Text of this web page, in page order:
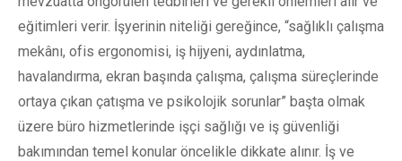
eğitimleri verir. İşyerinin niteliği gereğince, “sağlıklı çalışma
mekânı, ofis ergonomisi, iş hijyeni, aydınlatma,
havalandırma, ekran başında çalışma, çalışma süreçlerinde
ortaya çıkan çatışma ve psikolojik sorunlar” başta olmak
üzere büro hizmetlerinde işçi sağlığı ve iş güvenliği
bakımından temel konular öncelikle dikkate alınır. İş ve